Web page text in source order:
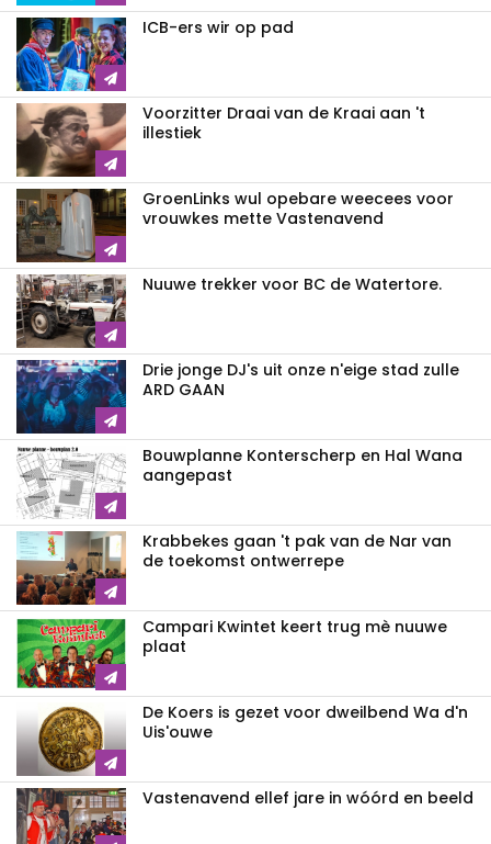
ICB-ers wir op pad
Voorzitter Draai van de Kraai aan 't
illestiek
GroenLinks wul opebare weecees voor
vrouwkes mette Vastenavend
Nuuwe trekker voor BC de Watertore.
Drie jonge DJ's uit onze n'eige stad zulle
ARD GAAN
Bouwplanne Konterscherp en Hal Wana
aangepast
Krabbekes gaan 't pak van de Nar van
de toekomst ontwerrepe
Campari Kwintet keert trug mè nuuwe
plaat
De Koers is gezet voor dweilbend Wa d'n
Uis'ouwe
Vastenavend ellef jare in wóórd en beeld